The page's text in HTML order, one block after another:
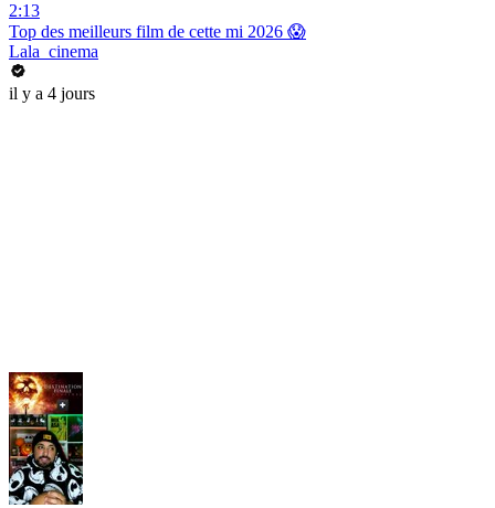
2:13
Top des meilleurs film de cette mi 2026 😱
Lala_cinema
il y a 4 jours